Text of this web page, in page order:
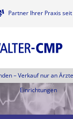
Partner Ihrer Praxis
–Verkauf nur an
Einrichtungen